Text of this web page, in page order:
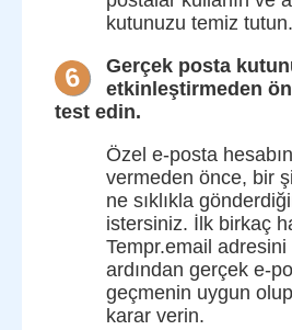
kutunuzu temiz tutun.
6
Gerçek posta
etkinleştirmeden
test edin.
Özel e-posta
vermeden önce, bir
ne sıklıkla
istersiniz. İlk birkaç
Tempr.email adresini
ardından gerçek e-
geçmenin uygun olup
karar verin.